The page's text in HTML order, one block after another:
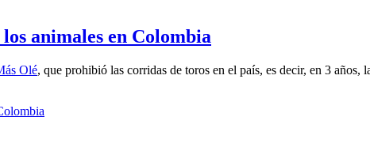
animales en Colombia
Olé, que prohibió las corridas de toros en el país, es decir, en 3 años,